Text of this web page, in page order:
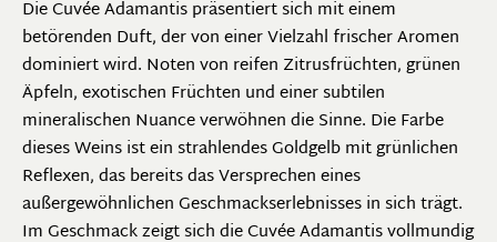
Die Cuvée Adamantis präsentiert sich mit einem
betörenden Duft, der von einer Vielzahl frischer Aromen
dominiert wird. Noten von reifen Zitrusfrüchten, grünen
Äpfeln, exotischen Früchten und einer subtilen
mineralischen Nuance verwöhnen die Sinne. Die Farbe
dieses Weins ist ein strahlendes Goldgelb mit grünlichen
Reflexen, das bereits das Versprechen eines
außergewöhnlichen Geschmackserlebnisses in sich trägt.
Im Geschmack zeigt sich die Cuvée Adamantis vollmundig